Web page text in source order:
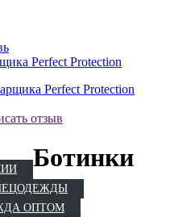
ОПТОМ
Perfect Protection
отзыв
Ботинки